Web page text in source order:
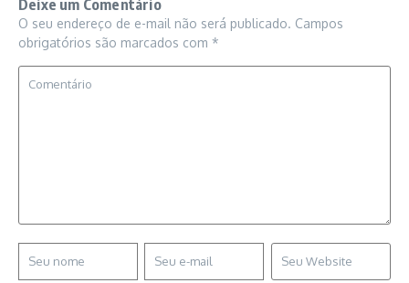
Deixe um Comentário
O seu endereço de e-mail não será publicado. Campos
obrigatórios são marcados com *